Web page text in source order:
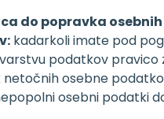
do popravka osebnih
kadarkoli imate pod
podatkov pravico
osebne
osebni podatki